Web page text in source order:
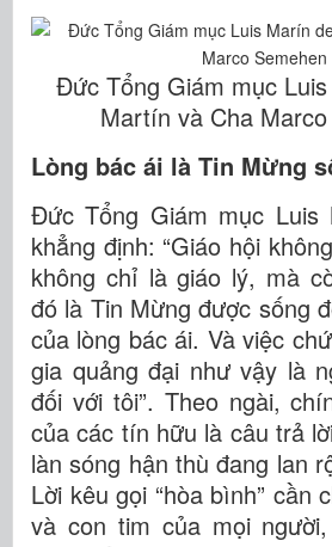
Đức Tổng Giám mục
Martín và Cha
Lòng bác ái là Tin Mừng
Đức Tổng Giám mục Luis
khẳng định: “Giáo hội
không chỉ là giáo lý, mà
đó là Tin Mừng được sống
của lòng bác ái. Và việc
gia quảng đại như vậy là
đối với tôi”. Theo ngài,
của các tín hữu là câu trả
làn sóng hận thù đang lan
Lời kêu gọi “hòa bình” cần
và con tim của mọi